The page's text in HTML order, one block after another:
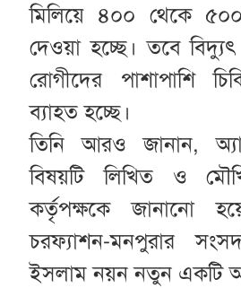
মিলিয়ে ৪০০ থেকে
দেওয়া হচ্ছে। তবে
রোগীদের পাশাপাশি
ব্যাহত হচ্ছে।
তিনি আরও জানান,
বিষয়টি লিখিত ও
কর্তৃপক্ষকে জানানো
চরফ্যাশন-মনপুরার
ইসলাম নয়ন নতুন একটি